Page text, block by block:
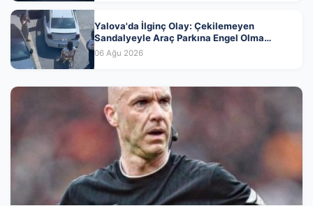
Yalova'da İlginç Olay: Çekilemeyen
Sandalyeyle Araç Parkına Engel Olma
Hikayesi
06 Ağu 2026